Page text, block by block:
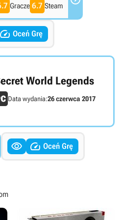
Gracze 6.7 Steam
 Oceń Grę
World Legends
Data wydania:26 czerwca 2017
  Oceń Grę